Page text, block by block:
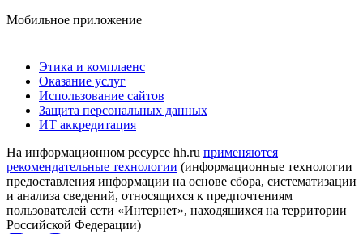
Мобильное приложение
Этика и комплаенс
Оказание услуг
Использование сайтов
Защита персональных данных
ИТ аккредитация
На информационном ресурсе hh.ru применяются
рекомендательные технологии (информационные технологии
предоставления информации на основе сбора, систематизации
и анализа сведений, относящихся к предпочтениям
пользователей сети «Интернет», находящихся на территории
Российской Федерации)